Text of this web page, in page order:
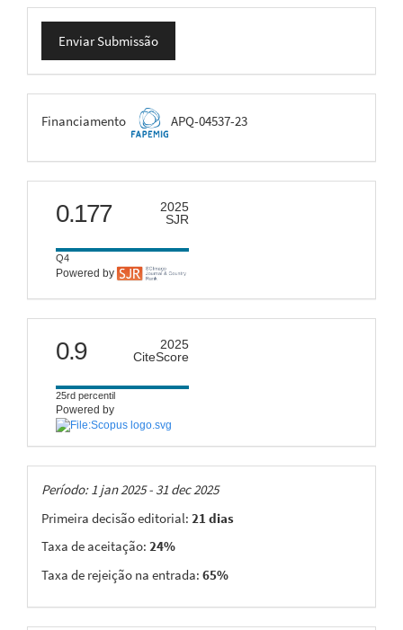
Enviar
Submissão
Enviar Submissão
FAPEMIG
Financiamento APQ-04537-23
scimago
0.177
2025
SJR
Q4
Powered by
citescore
0.9
2025
CiteScore
25rd percentil
Powered by
Taxas
Período: 1 jan 2025 - 31 dec 2025
Primeira decisão editorial: 21 dias
Taxa de aceitação: 24%
Taxa de rejeição na entrada: 65%